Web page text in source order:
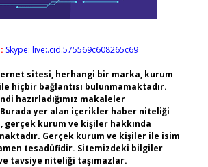
Skype: live:.cid.575569c608265c69
sitesi, herhangi bir marka, kurum
hiçbir bağlantısı bulunmamaktadır.
hazırladığımız makaleler
Burada yer alan içerikler haber niteliği
gerçek kurum ve kişiler hakkında
Gerçek kurum ve kişiler ile isim
tesadüfidir. Sitemizdeki bilgiler
tavsiye niteliği taşımazlar.